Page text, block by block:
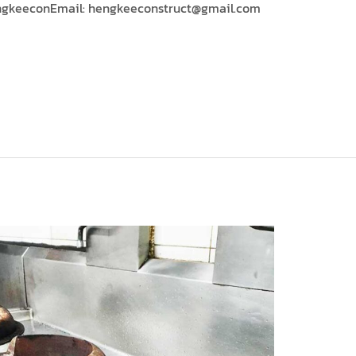
hengkeeconstruct@gmail.com